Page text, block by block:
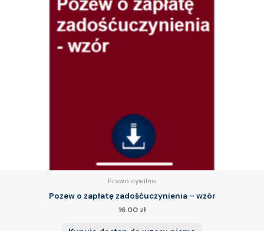
Prawo cywilne
Pozew o zapłatę zadośćuczynienia – wzór
16.00 zł